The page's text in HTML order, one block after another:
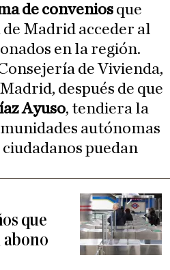
de convenios que
Madrid acceder al
en la región.
de Vivienda,
después de que
Ayuso, tendiera la
autónomas
puedan
que
abono